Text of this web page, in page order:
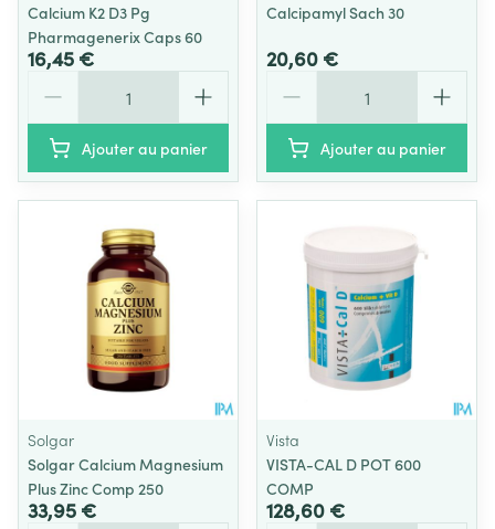
Calcium K2 D3 Pg
Pharmagenerix Caps 60
16,45 €
Ajouter au panier
Calcipamyl Sach 30
20,60 €
Ajouter au panier
Solgar
Solgar Calcium Magnesium
Plus Zinc Comp 250
33,95 €
Vista
VISTA-CAL D POT 600
COMP
128,60 €